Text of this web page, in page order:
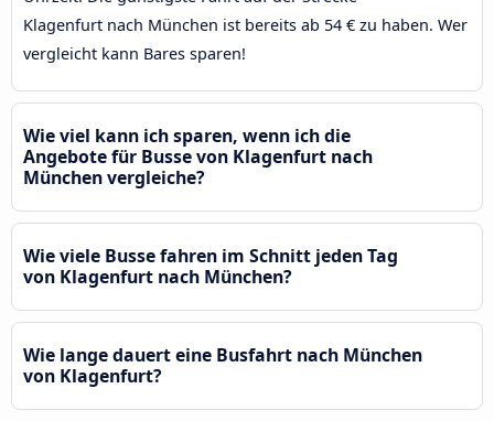
Klagenfurt nach München ist bereits ab 54 € zu haben. Wer
vergleicht kann Bares sparen!
Wie viel kann ich sparen, wenn ich die
Angebote für Busse von Klagenfurt nach
München vergleiche?
Wie viele Busse fahren im Schnitt jeden Tag
von Klagenfurt nach München?
Wie lange dauert eine Busfahrt nach München
von Klagenfurt?